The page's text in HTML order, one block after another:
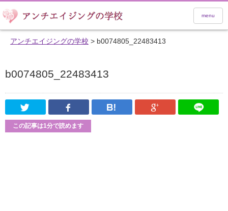
menu
アンチエイジングの学校 > b0074805_22483413
b0074805_22483413
Twitter Facebook はてなブックマーク
Google
この記事は1分で読めます